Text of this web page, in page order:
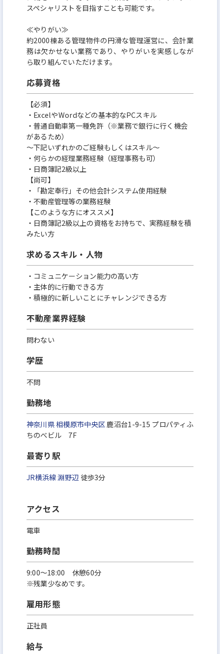
スペシャリストを目指すことも可能です。
≪やりがい≫
約2000棟ある管理物件の円滑な管理運営に、会計業
務は欠かせない業務であり、やりがいを実感しなが
ら取り組んでいただけます。
応募資格
【必須】
・ExcelやWordなどの基本的なPCスキル
・普通自動車第一種免許（※業務で銀行に行く機会
があるため）
～下記いずれかのご経験もしくはスキル～
・何らかの経理業務経験（経理事務も可）
・日商簿記2級以上
【尚可】
・「勘定奉行」その他会計システム使用経験
・不動産管理等の業務経験
【このような方にオススメ】
・日商簿記2級以上の資格をお持ちで、実務経験を積
みたい方
求めるスキル・人物
・コミュニケーション能力の高い方
・主体的に行動できる方
・積極的に新しいことにチャレンジできる方
不動産業界経験
問わない
学歴
不問
勤務地
神奈川県相模原市中央区鹿沼台1-9-15 プロパティふ
ちのべビル 7F
最寄り駅
JR横浜線淵野辺 徒歩3分
アクセス
電車
勤務時間
9:00〜18:00 休憩60分
※残業少なめです。
雇用形態
正社員
給与